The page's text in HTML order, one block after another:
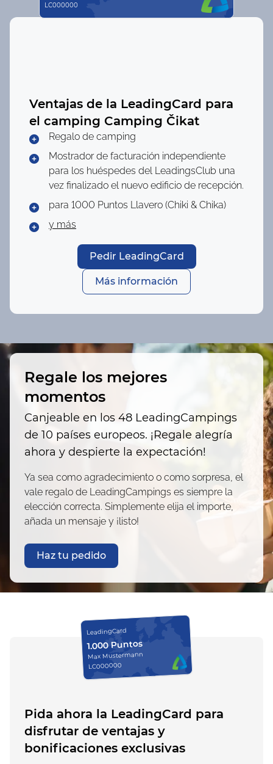
Ventajas de la LeadingCard para
el camping Camping Čikat
Regalo de camping
Mostrador de facturación independiente
para los huéspedes del LeadingsClub una
vez finalizado el nuevo edificio de recepción.
para 1000 Puntos Llavero (Chiki & Chika)
y más
Pedir LeadingCard
Más información
LC000000
Regale los mejores
momentos
Canjeable en los 48 LeadingCampings
de 10 países europeos. ¡Regale alegría
ahora y despierte la expectación!
Ya sea como agradecimiento o como sorpresa, el
vale regalo de LeadingCampings es siempre la
elección correcta. Simplemente elija el importe,
añada un mensaje y ¡listo!
Haz tu pedido
LeadingCard
1.000 Puntos
Max Mustermann
LC000000
Pida ahora la LeadingCard para
disfrutar de ventajas y
bonificaciones exclusivas